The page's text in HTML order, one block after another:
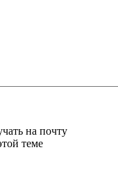
на почту
теме